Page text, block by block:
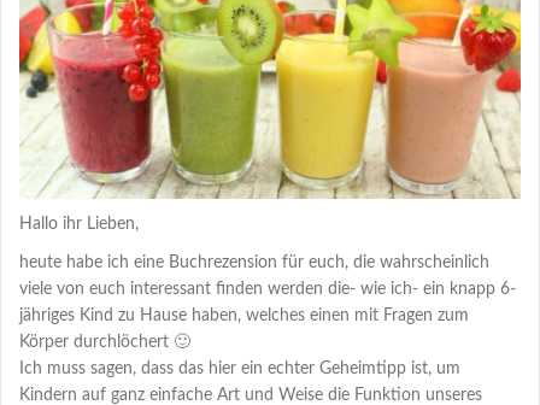
Hallo ihr Lieben,
heute habe ich eine Buchrezension für euch, die wahrscheinlich
viele von euch interessant finden werden die- wie ich- ein knapp 6-
jähriges Kind zu Hause haben, welches einen mit Fragen zum
Körper durchlöchert 🙂
Ich muss sagen, dass das hier ein echter Geheimtipp ist, um
Kindern auf ganz einfache Art und Weise die Funktion unseres